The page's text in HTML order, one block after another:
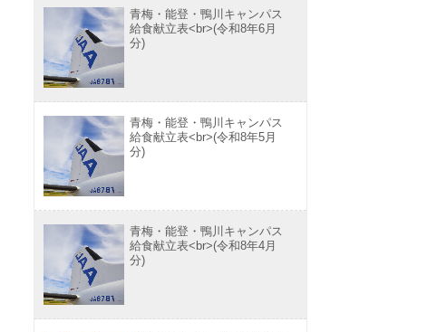
青梅・能登・鴨川キャンパス
給食献立表<br>(令和8年6月
分)
青梅・能登・鴨川キャンパス
給食献立表<br>(令和8年5月
分)
青梅・能登・鴨川キャンパス
給食献立表<br>(令和8年4月
分)